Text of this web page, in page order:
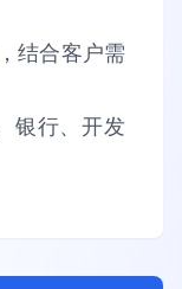
结合客户需
银行、开发